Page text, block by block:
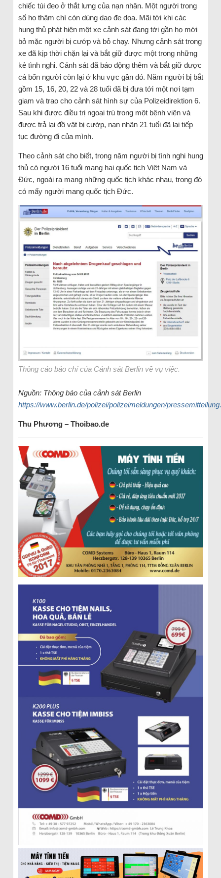
chiếc túi đeo ở thắt lưng của nạn nhân. Một người trong
số họ thậm chí còn dùng dao đe dọa. Mãi tới khi các
hung thủ phát hiện một xe cảnh sát đang tới gần họ mới
bỏ mặc người bị cướp và bỏ chạy. Nhưng cảnh sát trong
xe đã kịp thời chặn lại và bắt giữ được một trong những
kẻ tình nghi. Cảnh sát đã báo động thêm và bắt giữ được
cả bốn người còn lại ở khu vực gần đó. Năm người bị bắt
gồm 15, 16, 20, 22 và 28 tuổi đã bị đưa tới một nơi tạm
giam và trao cho cảnh sát hình sự của Polizeidirektion 6.
Sau khi được điều trị ngoại trú trong một bệnh viện và
được trả lại đồ vật bị cướp, nạn nhân 21 tuổi đã lại tiếp
tục đường đi của mình.
Theo cảnh sát cho biết, trong năm người bị tình nghi hung
thủ có người 16 tuổi mang hai quốc tịch Việt Nam và
Đức, ngoài ra mang những quốc tịch khác nhau, trong đó
có mấy người mang quốc tịch Đức.
Thông cáo báo chí của Cảnh sát Berlin về vụ việc.
Nguồn: Thông báo của cảnh sát Berlin
https://www.berlin.de/polizei/polizeimeldungen/
Thu Phương – Thoibao.de